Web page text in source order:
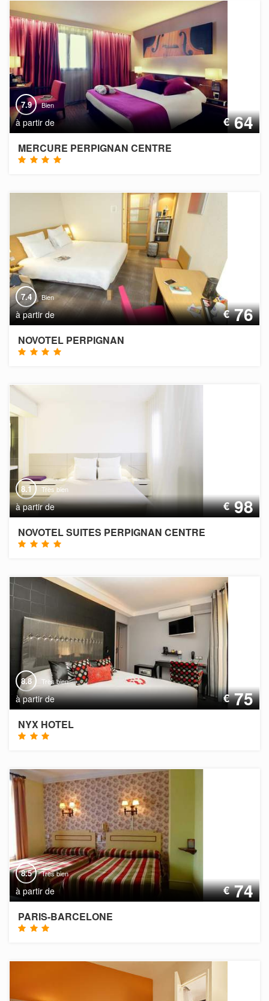
7.9 Bien
à partir de €64
MERCURE PERPIGNAN CENTRE
7.4 Bien
à partir de €76
NOVOTEL PERPIGNAN
8.1 Très bien
à partir de €98
NOVOTEL SUITES PERPIGNAN CENTRE
8.8 Très bien
à partir de €75
NYX HOTEL
8.5 Très bien
à partir de €74
PARIS-BARCELONE